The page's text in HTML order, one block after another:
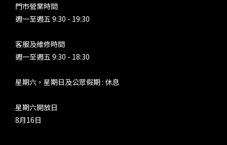
門市營業時間
週一至週五 9:30 - 19:30
客服及維修時間
週一至週五 9:30 - 18:30
星期六，星期日及公眾假期 : 休息
星期六開放日
8月16日